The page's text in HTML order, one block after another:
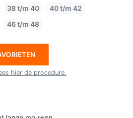
38 t/m 40
40 t/m 42
46 t/m 48
hier de procedure.